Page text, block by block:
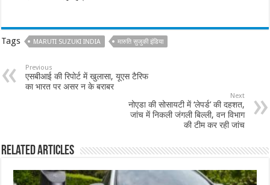
Tags MARUTI SUZUKI INDIA मारुति सुजुकी इंडिया
Previous
एसबीआई की रिपोर्ट में खुलासा, यूएस टैरिफ
का भारत पर असर न के बराबर
Next
नोएडा की सोसायटी में ‘लेपर्ड’ की दहशत,
जांच में निकली जंगली बिल्ली, वन विभाग
की टीम कर रही जांच
Related Articles